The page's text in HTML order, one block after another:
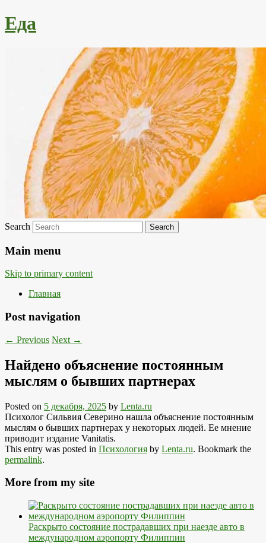
Еда
Search
Main menu
Skip to primary content
Главная
Post navigation
← Previous Next →
Найдено объяснение постоянным
мыслям о бывших партнерах
Posted on 5 декабря, 2025 by Lenta.ru
Психолог Сильвия Северино нашла объяснение постоянным
мыслям о бывших партнерах у некоторых людей. Ее мнение
приводит издание Vanitatis.
This entry was posted in Психология by Lenta.ru. Bookmark the
permalink.
More from my site
Раскрыто состояние пострадавших при наезде авто в
международном аэропорту Филиппин